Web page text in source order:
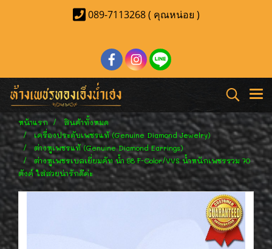
089-7113268 ( คุณหน่อย )
หน้าแรก
สินค้าทั้งหมด
เครื่องประดับเพชรแท้ (Genuine Diamond Jewelry)
ต่างหูเพชรแท้ (Genuine Diamond Earrings)
ต่างหูเพชรเบลเยี่ยมคัท น้ำ 98 F-Color/VVS น้ำหนักเพชรรวม 70
ตังค์ ใส่สวยน่ารักดีค่ะ